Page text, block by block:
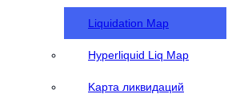
Liquidation Map
Hyperliquid Liq Map
Kарта ликвидаций